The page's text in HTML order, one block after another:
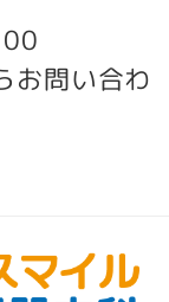
お問い合わ